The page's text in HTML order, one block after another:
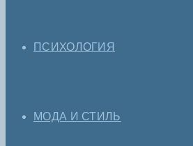
ПСИХОЛОГИЯ
МОДА И СТИЛЬ